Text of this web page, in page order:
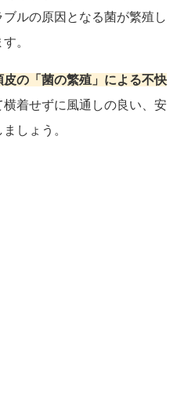
ルの原因となる菌が繁殖し
。
の「菌の繁殖」による不快
横着せずに風通しの良い、安
しょう。